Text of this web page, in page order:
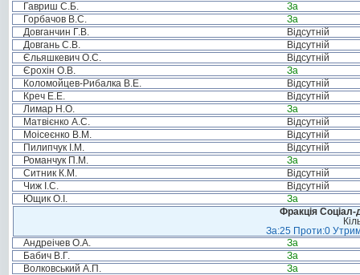
Гавриш С.Б.
За
Горбачов В.С.
За
Довганчин Г.В.
Відсутній
Довгань С.В.
Відсутній
Єльяшкевич О.С.
Відсутній
Єрохін О.В.
За
Коломойцев-Рибалка В.Е.
Відсутній
Креч Е.Е.
Відсутній
Лимар Н.О.
За
Матвієнко А.С.
Відсутній
Моісеєнко В.М.
Відсутній
Пилипчук І.М.
Відсутній
Романчук П.М.
За
Ситник К.М.
Відсутній
Чиж І.С.
Відсутній
Ющик О.І.
За
Фракція Соціал-
За:25 Проти:0
Андреічев О.А.
За
Бабич В.Г.
За
Волковський А.П.
За